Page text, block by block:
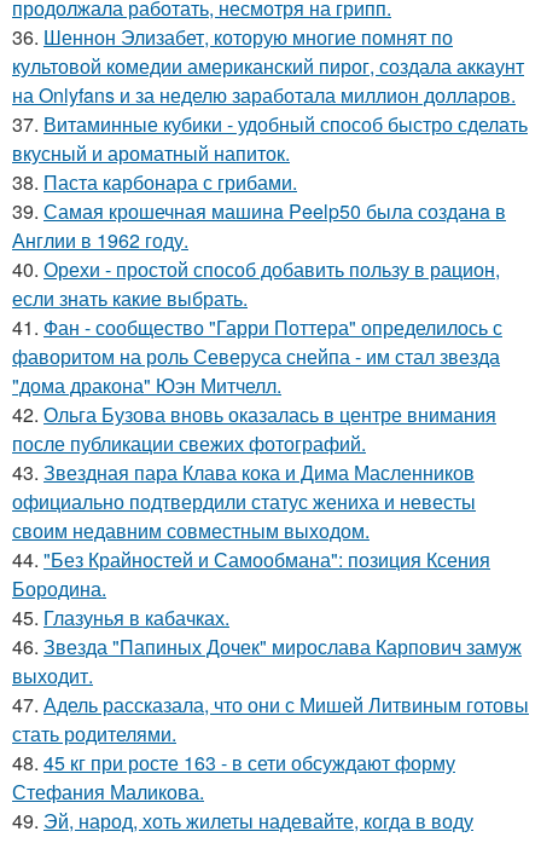
продолжала работать, несмотря на грипп.
36. Шеннон Элизабет, которую многие помнят по
культовой комедии американский пирог, создала аккаунт
на Onlyfans и за неделю заработала миллион долларов.
37. Витаминные кубики - удобный способ быстро сделать
вкусный и ароматный напиток.
38. Паста карбонара с грибами.
39. Самая крошечная машинa Peelp50 была созданa в
Англии в 1962 году.
40. Орехи - простой способ добавить пользу в рацион,
если знать какие выбрать.
41. Фан - сообщество "Гарри Поттера" определилось с
фаворитом на роль Северуса снейпа - им стал звезда
"дома дракона" Юэн Митчелл.
42. Ольга Бузова вновь оказалась в центре внимания
после публикации свежих фотографий.
43. Звездная пара Клава кока и Дима Масленников
официально подтвердили статус жениха и невесты
своим недавним совместным выходом.
44. "Без Крайностей и Самообмана": позиция Ксения
Бородина.
45. Глазунья в кабачках.
46. Звезда "Папиных Дочек" мирослава Карпович замуж
выходит.
47. Адель рассказала, что они с Мишей Литвиным готовы
стать родителями.
48. 45 кг при росте 163 - в сети обсуждают форму
Стефания Маликова.
49. Эй, народ, хоть жилеты надевайте, когда в воду